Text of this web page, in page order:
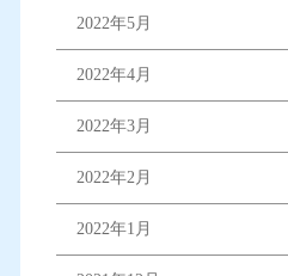
2022年5月
2022年4月
2022年3月
2022年2月
2022年1月